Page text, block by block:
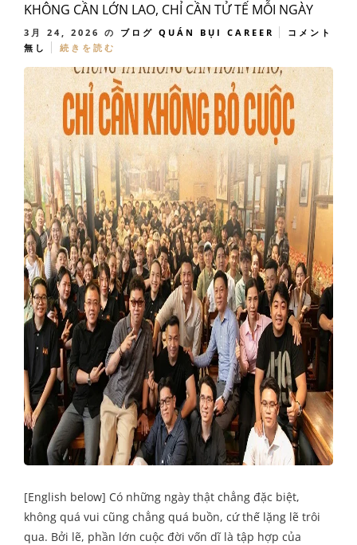
KHÔNG CẦN LỚN LAO, CHỈ CẦN TỬ TẾ MỖI NGÀY
3月 24, 2026 の ブログ QUÁN BỤI CAREER
コメント
無し
続きを読む
[English below] Có những ngày thật chẳng đặc biệt,
không quá vui cũng chẳng quá buồn, cứ thế lặng lẽ trôi
qua. Bởi lẽ, phần lớn cuộc đời vốn dĩ là tập hợp của